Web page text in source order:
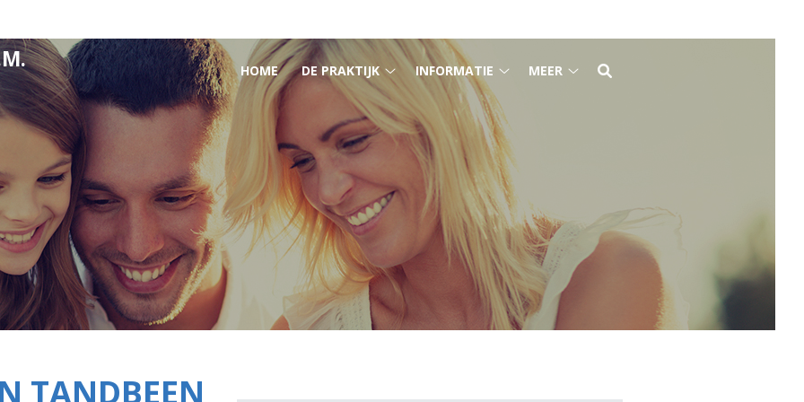
HOOFDMENUHOME DE PRAKTIJK
De
praktijk
submenu
INFORMATIE
submenu
MEER
TANDBEEN